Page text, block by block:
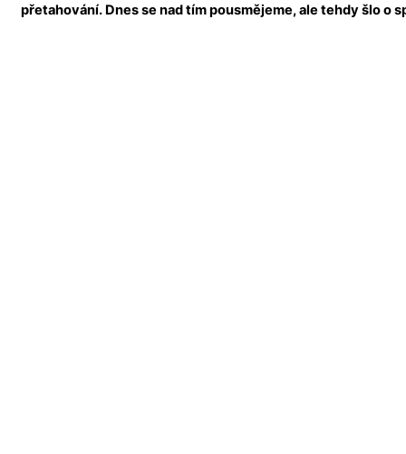
přetahování. Dnes se nad tím pousmějeme, ale tehdy šlo